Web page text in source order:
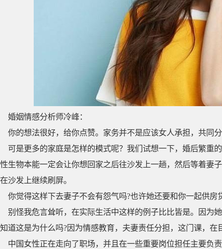
婚姻情感分析师冷峰：
你的想法很好，给你点赞。家务并不是应该女人承担，共同
可是更多的家庭是怎样的模式呢？我们试想一下，婚后繁重
性生物本能一定会让你想回家之后往沙发上一趟，然后等着妻
在沙发上继续刷屏。
你觉得这样下去妻子不会有怨气吗?也许她还要和你一起供房
别怪我危言耸听，在实际生活中这样的例子比比皆是。因为
知道这是为什么吗?因为情感教育，夫妻责任分担，这门课，
中国女性正在走向了职场，并且在一些重要岗位担任主要负